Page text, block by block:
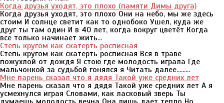
Когда друзья уходят, это плохо (памяти Димы друга)
Когда друзья уходят, это плохо Они на небо, мы же здесь
стоим И солнце светит как то однобоко Ушел, куда же
друг ты там один И в 40 лет, когда вокруг цветёт Когда
все только начинает жить...
Степь кругом как скатерть росписная
Степь кругом как скатерть росписная Вся в траве
пожухлой от дождя Я стою где молодость играла Где
мальчонкой за судьбой гонялся я Читать далее.........
Мне парень сказал что я дядя Такой уже средних лет
Мне парень сказал что я дядя Такой уже средних лет А я
усмехнулся играя Словами, как ласковый зверь Ты